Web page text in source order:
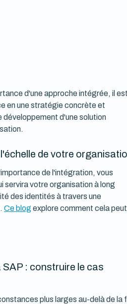
d'une approche intégrée, il est
en une stratégie concrète et
d'une solution
de votre
de l'intégration, vous
servira votre organisation à long
des identités à travers une
Ce blog explore comment cela peut
: construire le cas
plus larges au-delà de la